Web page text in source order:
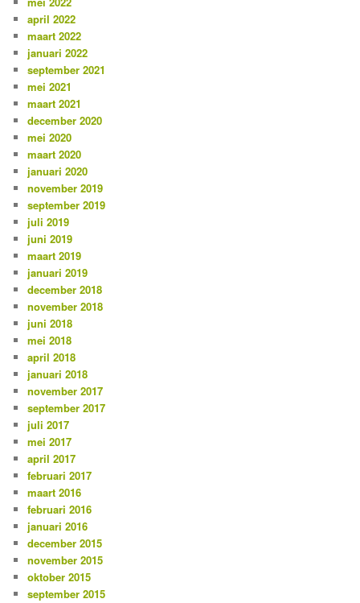
april 2022
maart 2022
januari 2022
september 2021
mei 2021
maart 2021
december 2020
mei 2020
maart 2020
januari 2020
november 2019
september 2019
juli 2019
juni 2019
maart 2019
januari 2019
december 2018
november 2018
juni 2018
mei 2018
april 2018
januari 2018
november 2017
september 2017
juli 2017
mei 2017
april 2017
februari 2017
maart 2016
februari 2016
januari 2016
december 2015
november 2015
oktober 2015
september 2015